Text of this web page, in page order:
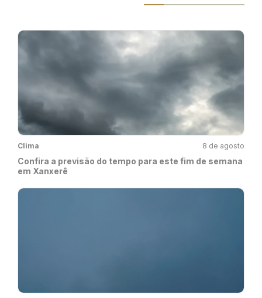
Clima 8 de agosto
Confira a previsão do tempo para este fim de semana
em Xanxerê